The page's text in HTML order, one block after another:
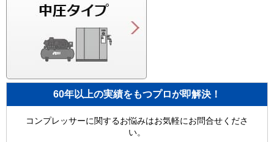
60年以上の実績をもつプロが即解決！
コンプレッサーに関するお悩みはお気軽にお問合せくださ
い。